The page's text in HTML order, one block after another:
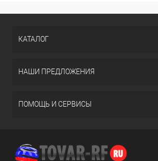
КАТАЛОГ
НАШИ ПРЕДЛОЖЕНИЯ
ПОМОЩЬ И СЕРВИСЫ